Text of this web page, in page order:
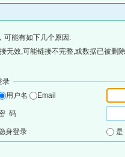
可能有如下几个原因:
无效,可能链接不完整,或数据已被删
录
用户名
Email
码
身登录